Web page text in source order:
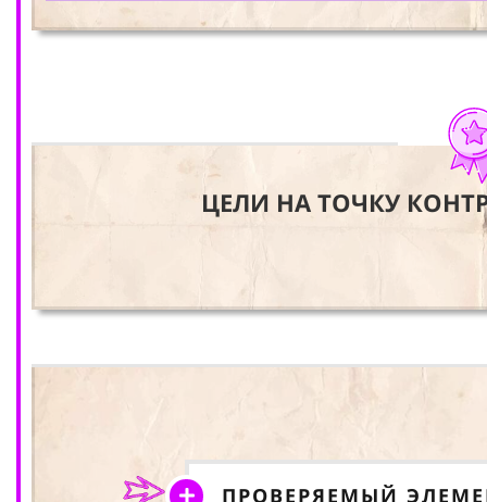
ЦЕЛИ НА ТОЧКУ
ПРОВЕРЯЕМЫЙ